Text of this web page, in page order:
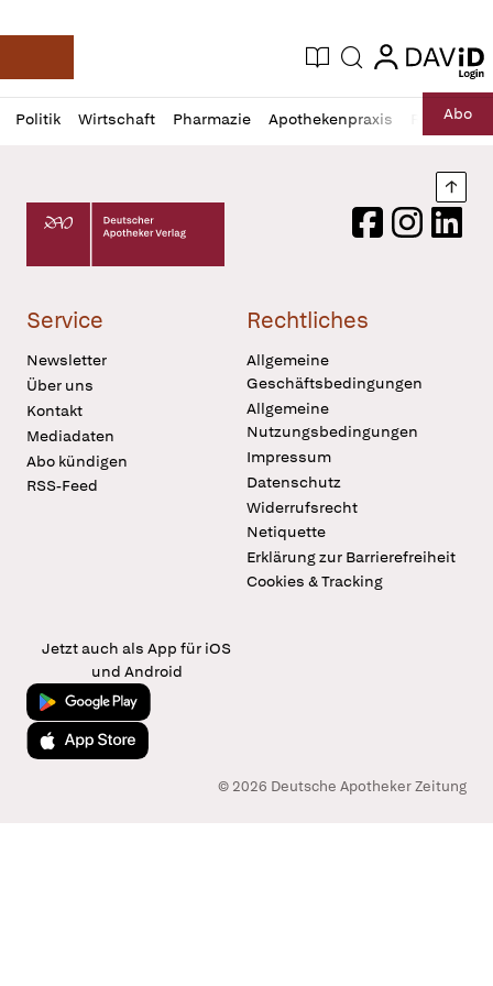
Deutsche Apotheker Zeitung
Aktuelle Ausgabe
Suche login
login
Politik Wirtschaft Pharmazie Apothekenpraxis RechtAbo
Profil
öffnen
Daz
Pur
Deutscher Apotheker Verlag Logo
FacebookInstagram
Service
Newsletter
Über uns
Kontakt
Mediadaten
Abo kündigen
RSS-Feed
Rechtliches
Allgemeine
Geschäftsbedingungen
Allgemeine
Nutzungsbedingungen
Impressum
Datenschutz
Widerrufsrecht
Netiquette
Erklärung zur Barrierefreiheit
Cookies & Tracking
Jetzt auch als App für iOS
und Android
Jetzt bei Google Play
Laden im App Store
© 2026 Deutsche Apotheker Zeitung